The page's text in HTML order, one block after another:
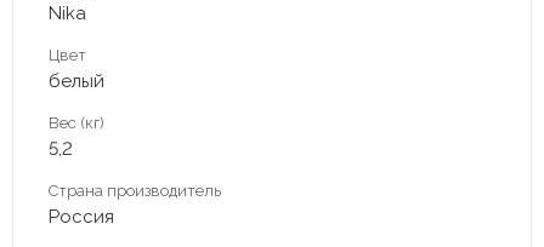
Nika
Цвет
белый
Вес (кг)
5,2
Страна производитель
Россия